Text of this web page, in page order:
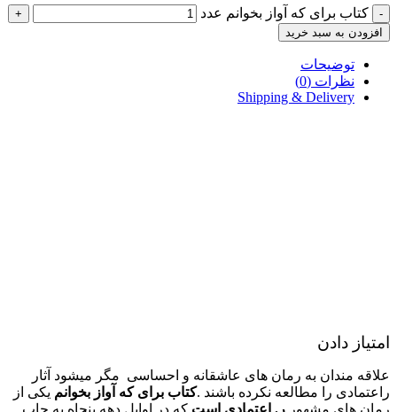
- کتاب برای که آواز بخوانم عدد
+
افزودن به سبد خرید
توضیحات
نظرات (0)
Shipping & Delivery
امتیاز دادن
علاقه مندان به رمان های عاشقانه و احساسی مگر میشود آثار
راعتمادی را مطالعه نکرده باشند .کتاب برای که آواز بخوانم یکی از